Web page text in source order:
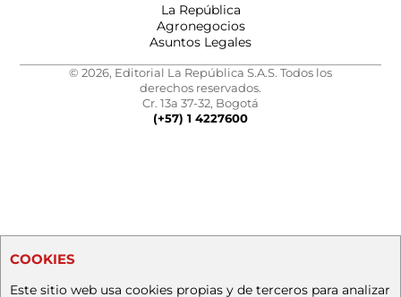
La República
Agronegocios
Asuntos Legales
© 2026, Editorial La República S.A.S. Todos los
derechos reservados.
Cr. 13a 37-32, Bogotá
(+57) 1 4227600
COOKIES
Este sitio web usa cookies propias y de terceros para analizar